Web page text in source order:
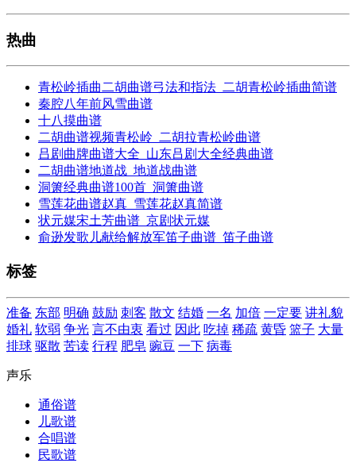
热曲
青松岭插曲二胡曲谱弓法和指法_二胡青松岭插曲简谱
秦腔八年前风雪曲谱
十八摸曲谱
二胡曲谱视频青松岭_二胡拉青松岭曲谱
吕剧曲牌曲谱大全_山东吕剧大全经典曲谱
二胡曲谱地道战_地道战曲谱
洞箫经典曲谱100首_洞箫曲谱
雪莲花曲谱赵真_雪莲花赵真简谱
状元媒宋土芳曲谱_京剧状元媒
俞逊发歌儿献给解放军笛子曲谱_笛子曲谱
标签
准备 东部 明确 鼓励 刺客 散文 结婚 一名 加倍 一定要 讲礼貌
婚礼 软弱 争光 言不由衷 看过 因此 吃掉 稀疏 黄昏 篮子 大量
排球 驱散 苦读 行程 肥皂 豌豆 一下 病毒
声乐
通俗谱
儿歌谱
合唱谱
民歌谱